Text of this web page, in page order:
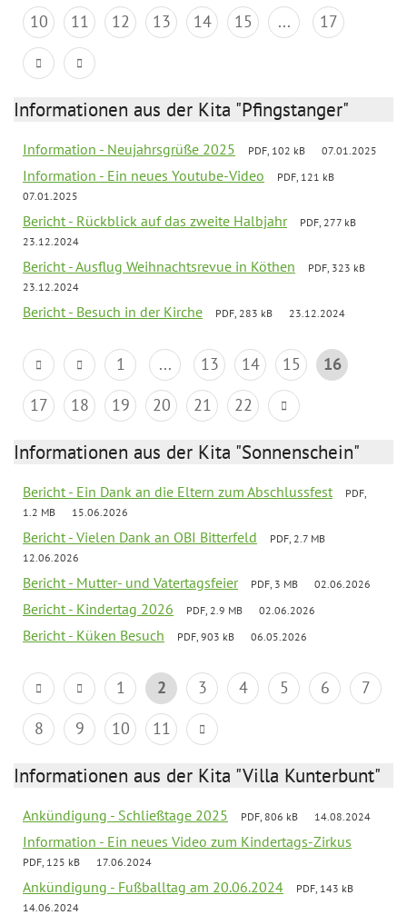
10
11 12 13 14 15 ... 17
Informationen aus der Kita "Pfingstanger"
Information - Neujahrsgrüße 2025 PDF, 102 kB 07.01.2025
Information - Ein neues Youtube-Video
PDF, 121 kB
07.01.2025
Bericht - Rückblick auf das zweite Halbjahr
PDF, 277 kB
23.12.2024
Bericht - Ausflug Weihnachtsrevue in Köthen
PDF, 323 kB
23.12.2024
Bericht - Besuch in der Kirche PDF, 283 kB 23.12.2024
1 ... 13 14 15
16
17
18 19 20 21 22
Informationen aus der Kita "Sonnenschein"
Bericht - Ein Dank an die Eltern zum Abschlussfest
PDF,
1.2 MB
15.06.2026
Bericht - Vielen Dank an OBI Bitterfeld
PDF, 2.7 MB
12.06.2026
Bericht - Mutter- und Vatertagsfeier PDF, 3 MB 02.06.2026
Bericht - Kindertag 2026 PDF, 2.9 MB 02.06.2026
Bericht - Küken Besuch PDF, 903 kB 06.05.2026
1 2 3 4 5 6
7
8
9 10 11
Informationen aus der Kita "Villa Kunterbunt"
Ankündigung - Schließtage 2025 PDF, 806 kB 14.08.2024
Information - Ein neues Video zum Kindertags-Zirkus
PDF, 125 kB 17.06.2024
Ankündigung - Fußballtag am 20.06.2024
PDF, 143 kB
14.06.2024